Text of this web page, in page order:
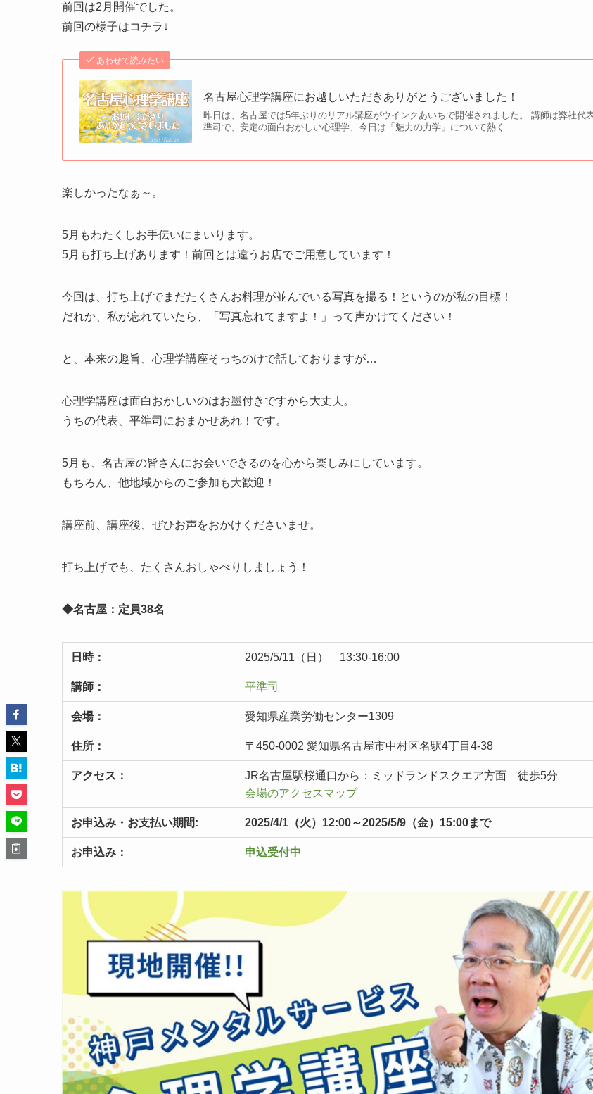
前回は2月開催でした。
前回の様子はコチラ↓
あわせて読みたい
名古屋心理学講座にお越しいただきありがとうございました！
昨日は、名古屋では5年ぶりのリアル講座がウインクあいちで開催されました。 講師は弊社代
準司で、安定の面白おかしい心理学、今日は「魅力の力学」について熱く…
楽しかったなぁ～。
5月もわたくしお手伝いにまいります。
5月も打ち上げあります！前回とは違うお店でご用意しています！
今回は、打ち上げでまだたくさんお料理が並んでいる写真を撮る！というのが私の目標！
だれか、私が忘れていたら、「写真忘れてますよ！」って声かけてください！
と、本来の趣旨、心理学講座そっちのけで話しておりますが…
心理学講座は面白おかしいのはお墨付きですから大丈夫。
うちの代表、平準司におまかせあれ！です。
5月も、名古屋の皆さんにお会いできるのを心から楽しみにしています。
もちろん、他地域からのご参加も大歓迎！
講座前、講座後、ぜひお声をおかけくださいませ。
打ち上げでも、たくさんおしゃべりしましょう！
◆名古屋：定員38名
日時： 2025/5/11（日） 13:30-16:00
講師： 平準司
会場： 愛知県産業労働センター1309
住所： 〒450-0002 愛知県名古屋市中村区名駅4丁目4-38
アクセス：
JR名古屋駅桜通口から：ミッドランドスクエア方面 徒歩5分
会場のアクセスマップ
お申込み・お支払い期間: 2025/4/1（火）12:00～2025/5/9（金）15:00まで
お申込み： 申込受付中